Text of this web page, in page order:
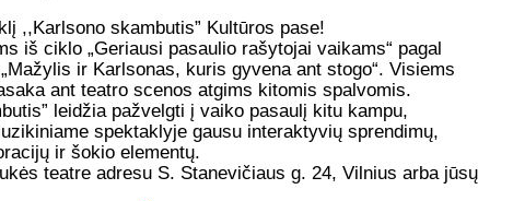
,,Karlsono skambutis” Kultūros pase!
iš ciklo „Geriausi pasaulio rašytojai vaikams“ pagal
ir Karlsonas, kuris gyvena ant stogo“. Visiems
ant teatro scenos atgims kitomis spalvomis.
leidžia pažvelgti į vaiko pasaulį kitu kampu,
spektaklyje gausu interaktyvių sprendimų,
ir šokio elementų.
teatre adresu S. Stanevičiaus g. 24, Vilnius arba jūsų